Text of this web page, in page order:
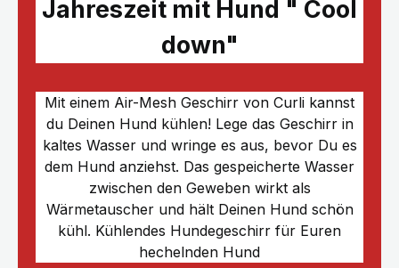
Jahreszeit mit Hund " Cool
down"
Mit einem Air-Mesh Geschirr von Curli kannst
du Deinen Hund kühlen! Lege das Geschirr in
kaltes Wasser und wringe es aus, bevor Du es
dem Hund anziehst. Das gespeicherte Wasser
zwischen den Geweben wirkt als
Wärmetauscher und hält Deinen Hund schön
kühl. Kühlendes Hundegeschirr für Euren
hechelnden Hund